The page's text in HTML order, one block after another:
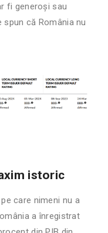
fi generoși sau
că România nu
istoric
care nimeni nu a
a înregistrat